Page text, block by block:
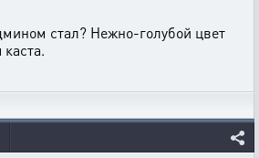
стал? Нежно-голубой цвет